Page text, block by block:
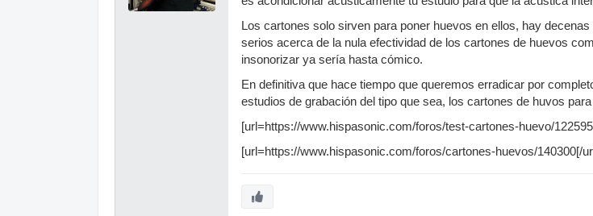
Los cartones solo sirven para poner huevos en ellos, hay
serios acerca de la nula efectividad de los cartones de huevos
insonorizar ya sería hasta cómico.
En definitiva que hace tiempo que queremos erradicar por
estudios de grabación del tipo que sea, los cartones de huvos
[url=https://www.hispasonic.com/foros/test-cartones-huevo/
[url=https://www.hispasonic.com/foros/cartones-huevos/140300[/